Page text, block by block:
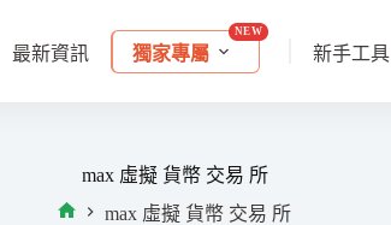
最新資訊 獨家專屬 新手工具
max 虛擬 貨幣 交易 所
max 虛擬 貨幣 交易 所